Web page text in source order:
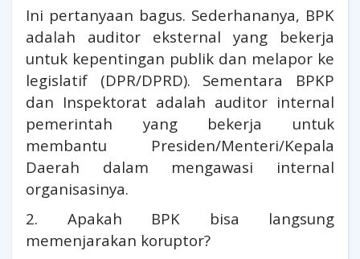
Ini pertanyaan bagus. Sederhananya, BPK
adalah auditor eksternal yang bekerja
untuk kepentingan publik dan melapor ke
legislatif (DPR/DPRD). Sementara BPKP
dan Inspektorat adalah auditor internal
pemerintah yang bekerja untuk
membantu Presiden/Menteri/Kepala
Daerah dalam mengawasi internal
organisasinya.
2. Apakah BPK bisa langsung
memenjarakan koruptor?